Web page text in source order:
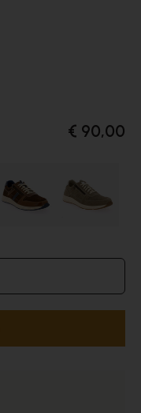
€ 90,00